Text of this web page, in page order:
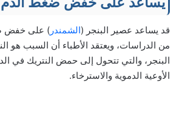
قد يساعد عصير البنجر (الشمندر ) على خفض
من الدراسات، ويعتقد الأطباء أن السبب هو
البنجر، والتي تتحول إلى حمض النتريك في
الأوعية الدموية والاسترخاء.